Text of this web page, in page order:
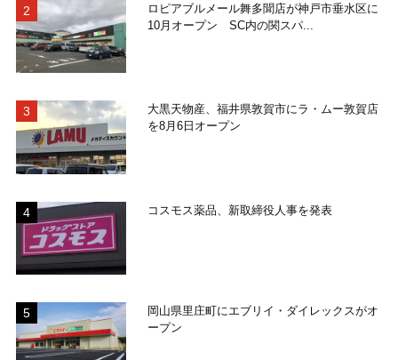
ロピアブルメール舞多聞店が神戸市垂水区に
10月オープン SC内の関スパ...
大黒天物産、福井県敦賀市にラ・ムー敦賀店
を8月6日オープン
コスモス薬品、新取締役人事を発表
岡山県里庄町にエブリイ・ダイレックスがオ
ープン